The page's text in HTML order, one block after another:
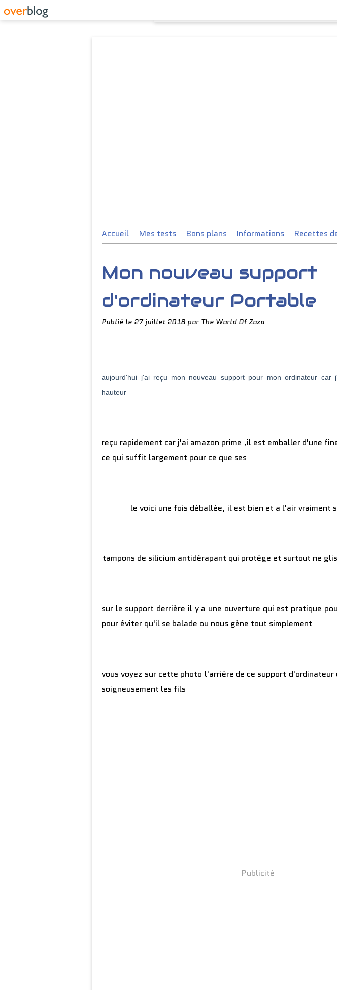
Accueil Mes tests Bons plans Informations Recettes
Mon nouveau support
d'ordinateur Portable
Publié le 27 juillet 2018 par The World Of Zaza
aujourd'hui j'ai reçu mon nouveau support pour mon ordinateur car
hauteur
reçu rapidement car j'ai amazon prime ,il est emballer d'une
ce qui suffit largement pour ce que ses
le voici une fois déballée, il est bien et a l'air vraiment
tampons de silicium antidérapant qui protège et surtout ne
sur le support derrière il y a une ouverture qui est pratique
pour éviter qu'il se balade ou nous gène tout simplement
vous voyez sur cette photo l'arrière de ce support d'ordinateur
soigneusement les fils
Publicité